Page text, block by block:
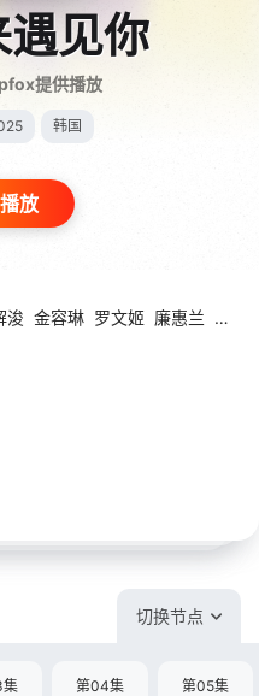
见你
提供播放
韩国
放
浚 金容琳 罗文姬 廉惠兰 吴敏
切换节点
第04集 第05集